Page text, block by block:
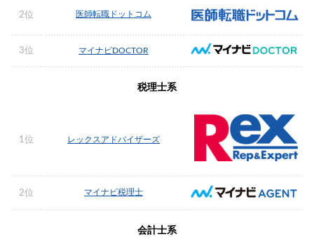
2位 医師転職ドットコム
3位 マイナビDOCTOR
税理士系
1位 レックスアドバイザーズ
2位 マイナビ税理士
会計士系